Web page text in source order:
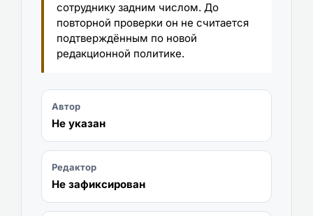
сотруднику задним числом. До
повторной проверки он не считается
подтверждённым по новой
редакционной политике.
Автор
Не указан
Редактор
Не зафиксирован